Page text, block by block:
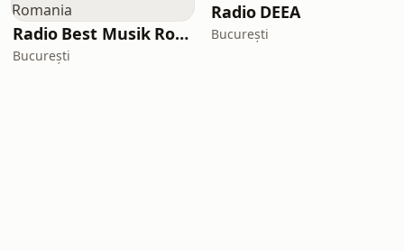
Radio Best Musik Romania
București
Radio DEEA
București